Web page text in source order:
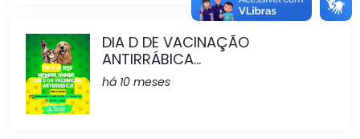
DIA D DE VACINAÇÃO
ANTIRRÁBICA...
há 10 meses